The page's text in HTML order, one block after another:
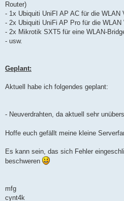
Router)
- 1x Ubiquiti UniFI AP AC für die WLAN
- 2x Ubiquiti UniFi AP Pro für die WLAN
- 2x Mikrotik SXT5 für eine WLAN-
- usw.
Geplant:
Aktuell habe ich folgendes geplant:
- Neuverdrahten, da aktuell sehr
Hoffe euch gefällt meine kleine
Es kann sein, das sich Fehler
beschweren
mfg
cynt4k